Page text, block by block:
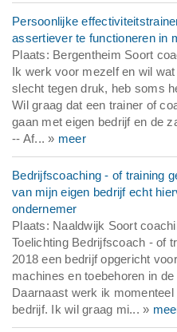
Persoonlijke
assertiever te functioneren in
Plaats: Bergentheim Soort
Ik werk voor mezelf en wil
slecht tegen druk, heb soms
Wil graag dat een trainer of
gaan met eigen bedrijf en de
-- Af... » meer
Bedrijfscoaching - of training
van mijn eigen bedrijf echt
ondernemer
Plaats: Naaldwijk Soort
Toelichting Bedrijfscoach - of
2018 een bedrijf opgericht
machines en toebehoren in
Daarnaast werk ik
bedrijf. Ik wil graag mi... »